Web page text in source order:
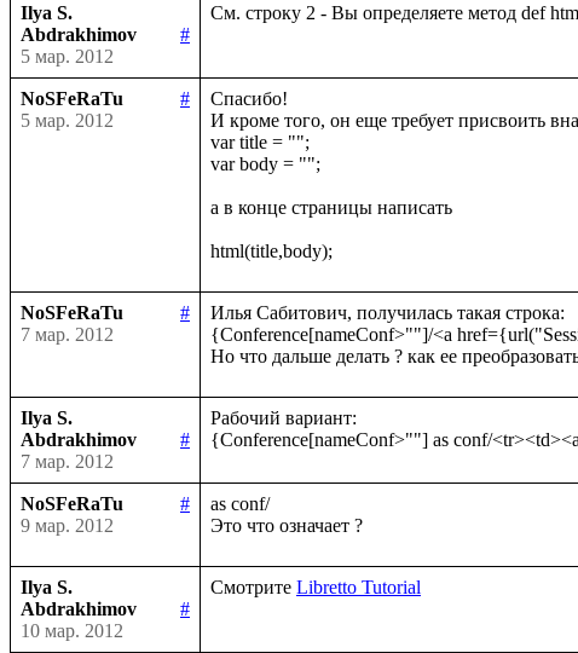
Ilya S.
Abdrakhimov
#
5 мар. 2012
NoSFeRaTu
#
5 мар. 2012
Спасибо!
И кроме того, он еще требует присвоить
var title = "";
var body = "";
а в конце страницы написать
NoSFeRaTu
#
7 мар. 2012
Илья Сабитович, получилась такая строка:
{Conference[nameConf>""]/<a
Ilya S.
Abdrakhimov
#
7 мар. 2012
Рабочий вариант:
NoSFeRaTu
#
9 мар. 2012
as conf/
Ilya S.
Abdrakhimov
#
10 мар. 2012
Смотрите Libretto Tutorial